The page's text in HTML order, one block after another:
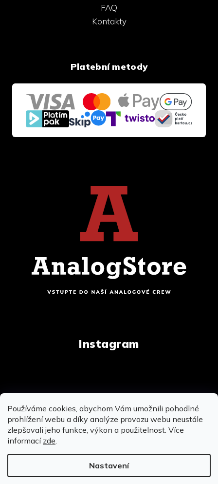
Používáme cookies, abychom Vám umožnili pohodlné
prohlížení webu a díky analýze provozu webu neustále
zlepšovali jeho funkce, výkon a použitelnost. Více
informací zde.
Nastavení
FAQ
Kontakty
Platební metody
Instagram
Vytvořil Shoptet
vyhrazena.Upravit nastavení cookies